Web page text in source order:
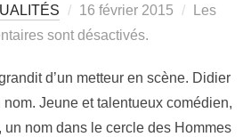
16 février 2015
Les
sont désactivés.
d’un metteur en scène. Didier
Jeune et talentueux comédien,
un nom dans le cercle des Hommes